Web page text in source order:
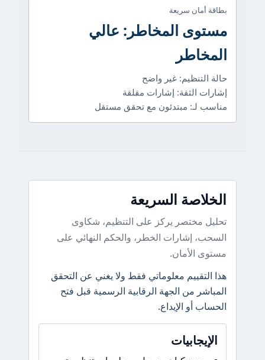
بطاقة أمان سريعة
مستوى المخاطر: عالي
المخاطر
حالة التنظيم: غير واضح
إشارات الثقة: إشارات مقلقة
مناسب لـ: مبتدئون مع تحقق مستقل
الخلاصة السريعة
تحليل مختصر يركز على التنظيم، شكاوى
السحب، إشارات الخطر، والحكم النهائي على
مستوى الأمان.
هذا التقييم معلوماتي فقط ولا يغني عن التحقق
المباشر من الجهة الرقابية الرسمية قبل فتح
الحساب أو الإيداع.
الإيجابيات